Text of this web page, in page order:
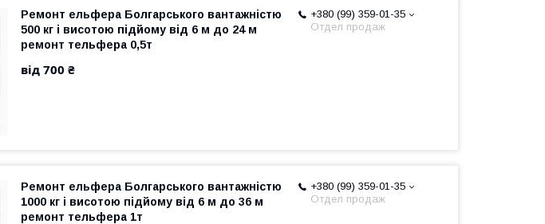
+380 (99) 359-01-35
Отдел продаж
Ремонт ельфера Болгарського вантажністю
500 кг і висотою підйому від 6 м до 24 м
ремонт тельфера 0,5т
від 700 ₴
+380 (99) 359-01-35
Отдел продаж
Ремонт ельфера Болгарського вантажністю
1000 кг і висотою підйому від 6 м до 36 м
ремонт тельфера 1т